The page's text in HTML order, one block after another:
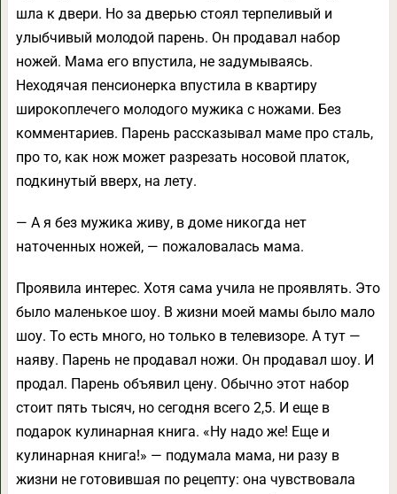
шла к двери. Но за дверью стоял терпеливый и
улыбчивый молодой парень. Он продавал набор
ножей. Мама его впустила, не задумываясь.
Неходячая пенсионерка впустила в квартиру
широкоплечего молодого мужика с ножами. Без
комментариев. Парень рассказывал маме про сталь,
про то, как нож может разрезать носовой платок,
подкинутый вверх, на лету.
— А я без мужика живу, в доме никогда нет
наточенных ножей, — пожаловалась мама.
Проявила интерес. Хотя сама учила не проявлять. Это
было маленькое шоу. В жизни моей мамы было мало
шоу. То есть много, но только в телевизоре. А тут —
наяву. Парень не продавал ножи. Он продавал шоу. И
продал. Парень объявил цену. Обычно этот набор
стоит пять тысяч, но сегодня всего 2,5. И еще в
подарок кулинарная книга. «Ну надо же! Еще и
кулинарная книга!» — подумала мама, ни разу в
жизни не готовившая по рецепту: она чувствовала